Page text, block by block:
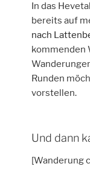
In das
bereits auf
nach
kommenden
Runden
vorstellen.
Und dann
[Wanderung